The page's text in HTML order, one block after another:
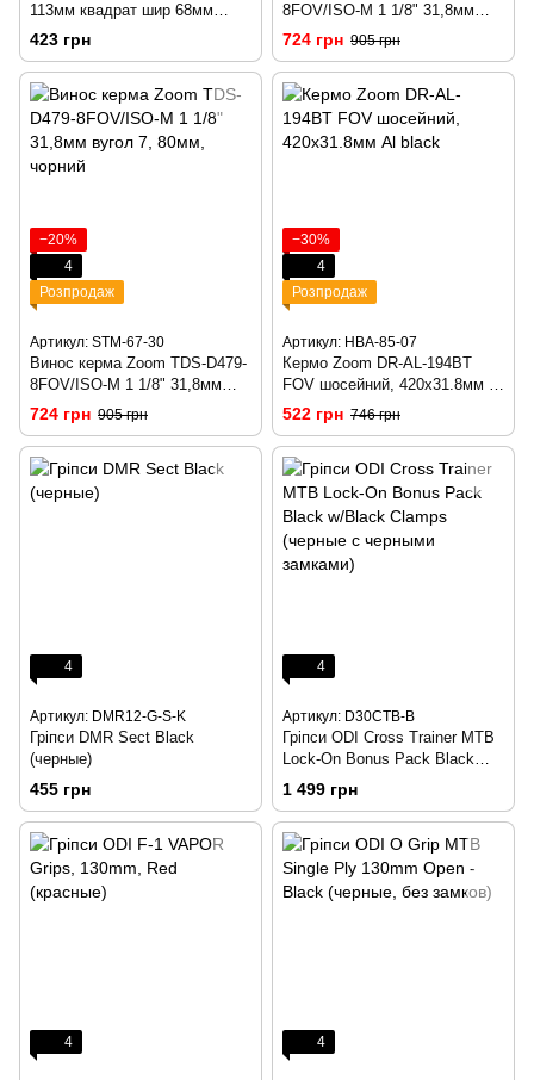
113мм квадрат шир 68мм
338гр.
423 грн
8FOV/ISO-M 1 1/8" 31,8мм
угол 3, 40мм, черный
724 грн 905 грн
−20%
4
Розпродаж
Артикул: STM-67-30
Винос керма Zoom TDS-D479-
8FOV/ISO-M 1 1/8" 31,8мм
вугол 7, 80мм, чорний
724 грн 905 грн
−30%
4
Розпродаж
Артикул: HBA-85-07
Кермо Zoom DR-AL-194BT
FOV шосейний, 420x31.8мм Al
black
522 грн 746 грн
4
Артикул: DMR12-G-S-K
Гріпси DMR Sect Black
(черные)
455 грн
4
Артикул: D30CTB-B
Гріпси ODI Cross Trainer MTB
Lock-On Bonus Pack Black
w/Black Clamps (черные с
черными замками)
1 499 грн
4 4